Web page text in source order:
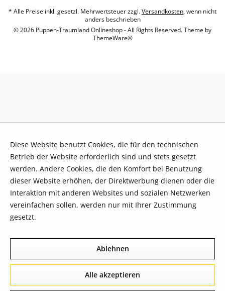
* Alle Preise inkl. gesetzl. Mehrwertsteuer zzgl.Versandkosten, wenn nicht
anders beschrieben
© 2026 Puppen-Traumland Onlineshop - All Rights Reserved. Theme by
ThemeWare®
Diese Website benutzt Cookies, die für den technischen
Betrieb der Website erforderlich sind und stets gesetzt
werden. Andere Cookies, die den Komfort bei Benutzung
dieser Website erhöhen, der Direktwerbung dienen oder die
Interaktion mit anderen Websites und sozialen Netzwerken
vereinfachen sollen, werden nur mit Ihrer Zustimmung
gesetzt.
Ablehnen
Alle akzeptieren